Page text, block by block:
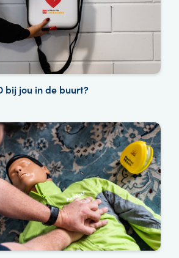
bij jou in de buurt?